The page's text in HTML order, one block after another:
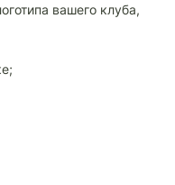
вашего клуба,